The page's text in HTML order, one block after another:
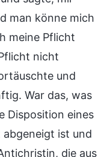
man könne mich
meine Pflicht
nicht
und
War das, was
Disposition eines
ist und
die aus